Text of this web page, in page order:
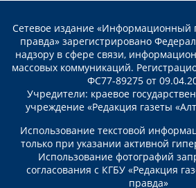
Сетевое издание «Информационный
правда» зарегистрировано
надзору в сфере связи,
массовых коммуникаций.
ФС77-89275 от
Учредители: краевое
учреждение «Редакция газеты
Использование текстовой
только при указании активной
Использование фотографий
согласования с КГБУ «Редакция
правда»